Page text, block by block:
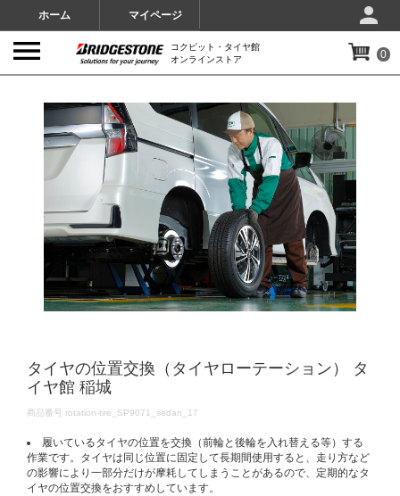
ホーム マイページ
コクピット・タイヤ館
オンラインストア
0
タイヤの位置交換（タイヤローテーション） タ
イヤ館 稲城
DETAILS
商品番号 rotation-tire_SP9071_sedan_17
履いているタイヤの位置を交換（前輪と後輪を入れ替える等）する
作業です。タイヤは同じ位置に固定して長期間使用すると、走り方など
の影響により一部分だけが摩耗してしまうことがあるので、定期的なタ
イヤの位置交換をおすすめしています。